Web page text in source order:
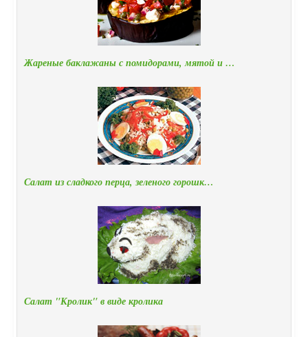
Жареные баклажаны с помидорами, мятой и …
Салат из сладкого перца, зеленого горошк…
Салат "Кролик" в виде кролика